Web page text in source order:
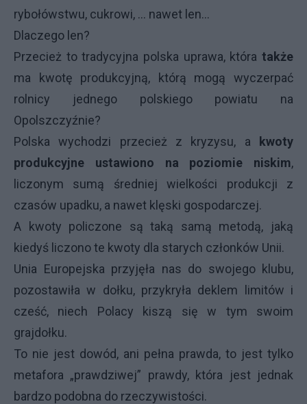
rybołówstwu, cukrowi, … nawet len…
Dlaczego len?
Przecież to tradycyjna polska uprawa, która także
ma kwotę produkcyjną, którą mogą wyczerpać
rolnicy jednego polskiego powiatu na
Opolszczyźnie?
Polska wychodzi przecież z kryzysu, a
kwoty
produkcyjne ustawiono na poziomie niskim,
liczonym sumą średniej wielkości produkcji z
czasów upadku, a nawet klęski gospodarczej.
A kwoty policzone są taką samą metodą, jaką
kiedyś liczono te kwoty dla starych członków Unii.
Unia Europejska przyjęła nas do swojego klubu,
pozostawiła w dołku, przykryła deklem limitów i
cześć, niech Polacy kiszą się w tym swoim
grajdołku.
To nie jest dowód, ani pełna prawda, to jest tylko
metafora „prawdziwej” prawdy, która jest jednak
bardzo podobna do rzeczywistości.